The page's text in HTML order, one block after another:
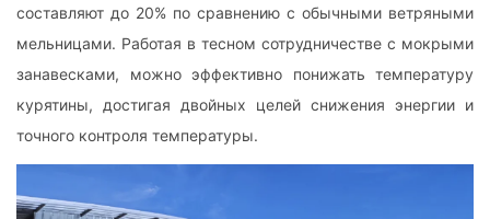
составляют до 20% по сравнению с обычными ветряными
мельницами. Работая в тесном сотрудничестве с мокрыми
занавесками, можно эффективно понижать температуру
курятины, достигая двойных целей снижения энергии и
точного контроля температуры.